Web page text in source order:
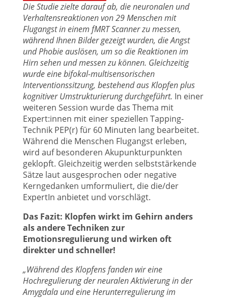
Die Studie zielte darauf ab, die neuronalen und
Verhaltensreaktionen von 29 Menschen mit
Flugangst in einem fMRT Scanner zu messen,
während Ihnen Bilder gezeigt wurden, die Angst
und Phobie auslösen, um so die Reaktionen im
Hirn sehen und messen zu können. Gleichzeitig
wurde eine bifokal-multisensorischen
Interventionssitzung, bestehend aus Klopfen plus
kognitiver Umstrukturierung durchgeführt. In einer
weiteren Session wurde das Thema mit
Expert:innen mit einer speziellen Tapping-
Technik PEP(r) für 60 Minuten lang bearbeitet.
Während die Menschen Flugangst erleben,
wird auf besonderen Akupunkturpunkten
geklopft. Gleichzeitig werden selbststärkende
Sätze laut ausgesprochen oder negative
Kerngedanken umformuliert, die die/der
ExpertIn anbietet und vorschlägt.
Das Fazit: Klopfen wirkt im Gehirn anders
als andere Techniken zur
Emotionsregulierung und wirken oft
direkter und schneller!
„Während des Klopfens fanden wir eine
Hochregulierung der neuralen Aktivierung in der
Amygdala und eine Herunterregulierung im